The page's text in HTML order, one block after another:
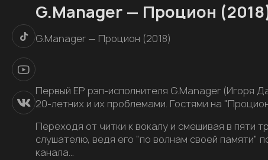
G.Manager — Процион
G.Manager — Процион (2018)
Первый ЕР рэп-исполнителя G.Manager (Игоря
20-летних и их проблемами. Гостями на
Переходя от читки к вокалу и смешивая в пяти
слушателю, ведя его "по волнам своей памяти"
канала…